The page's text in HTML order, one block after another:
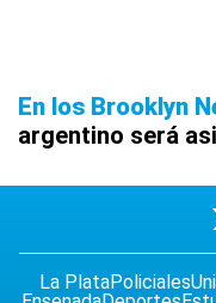
En los Brooklyn
argentino será
La PlataPoliciales